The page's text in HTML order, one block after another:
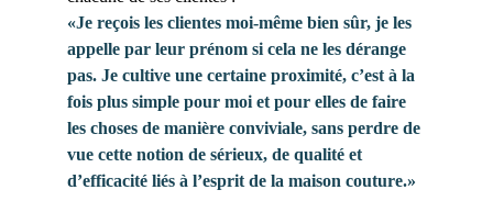
«Je reçois les clientes moi-même bien sûr, je les
appelle par leur prénom si cela ne les dérange
pas. Je cultive une certaine proximité, c’est à la
fois plus simple pour moi et pour elles de faire
les choses de manière conviviale, sans perdre de
vue cette notion de sérieux, de qualité et
d’efficacité liés à l’esprit de la maison couture.»